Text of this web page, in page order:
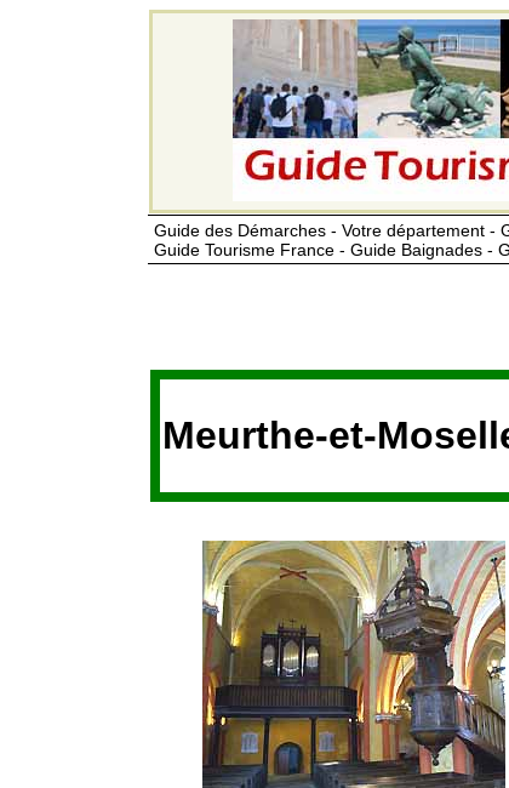
Guide des Démarches - Votre département -
Guide Tourisme France - Guide Baignades -
Meurthe-et-